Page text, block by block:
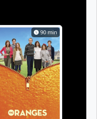
90 min